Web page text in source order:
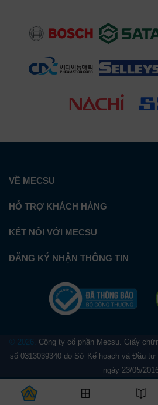
VỀ MECSU
HỖ TRỢ KHÁCH HÀNG
KẾT NỐI VỚI MECSU
ĐĂNG KÝ NHẬN THÔNG TIN
© 2026. Công ty cổ phần Mecsu. Giấy
số 0313039340 do Sở Kế hoạch và Đầu tư
ngày 23/05/